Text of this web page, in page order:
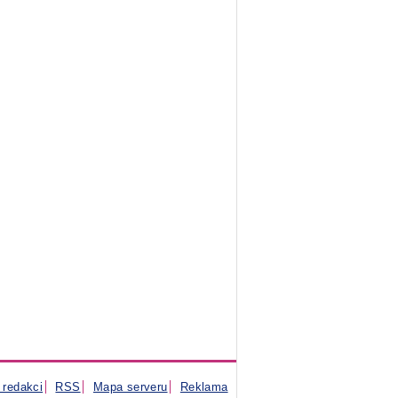
redakci RSS Mapa serveru Reklama